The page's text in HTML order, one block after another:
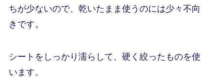
ちが少ないので、乾いたまま使うのには少々不向
きです。
シートをしっかり濡らして、硬く絞ったものを使
います。